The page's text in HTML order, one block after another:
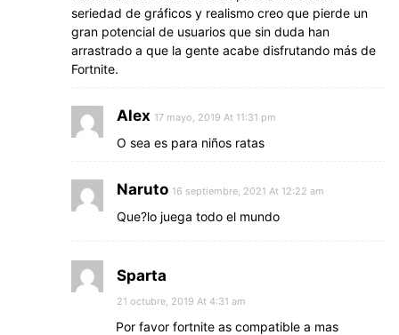
seriedad de gráficos y realismo creo que pierde un
gran potencial de usuarios que sin duda han
arrastrado a que la gente acabe disfrutando más de
Fortnite.
Alex 17 mayo, 2019 At 11:31 pm
O sea es para niños ratas
Naruto 16 septiembre, 2021 At 12:22 am
Que?lo juega todo el mundo
Sparta
21 octubre, 2019 At 4:31 am
Por favor fortnite as compatible a mas